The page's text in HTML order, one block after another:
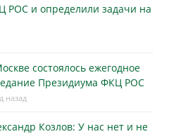
РОС и определили задачи на
состоялось ежегодное
Президиума ФКЦ РОС
назад
Козлов: У нас нет и не